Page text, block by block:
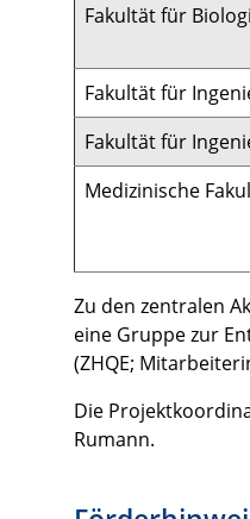
Fakultät für
Fakultät für
Fakultät für
Medizinische
Zu den zentralen
eine Gruppe zur
(ZHQE;
Die
Rumann.